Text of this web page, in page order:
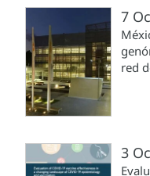
7
red
3